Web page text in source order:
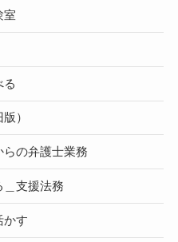
室
る
）
の弁護士業務
＿支援法務
かす